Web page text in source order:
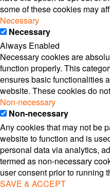
some of these cookies may
Necessary
Necessary
Always Enabled
Necessary cookies are
function properly. This
ensures basic functionalities
website. These cookies do
Non-necessary
Non-necessary
Any cookies that may not be
website to function and is
personal data via analytics,
termed as non-necessary
user consent prior to running
SAVE & ACCEPT